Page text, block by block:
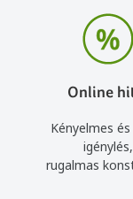
Online
Kényelmes
igénylés,
rugalmas